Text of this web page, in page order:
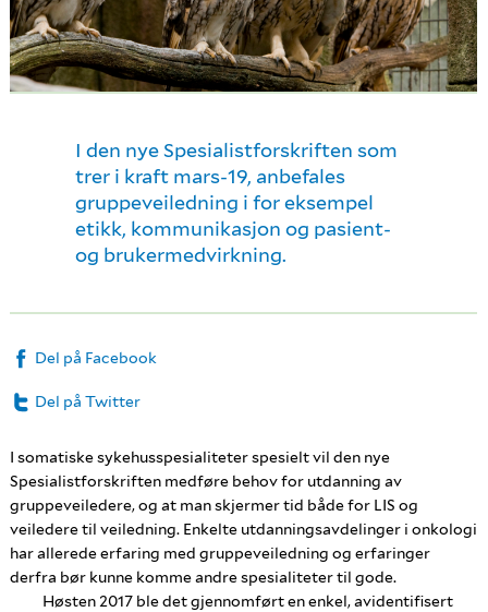
I den nye Spesialistforskriften som
trer i kraft mars-19, anbefales
gruppeveiledning i for eksempel
etikk, kommunikasjon og pasient-
og brukermedvirkning.
Del på Facebook
Del på Twitter
I somatiske sykehusspesialiteter spesielt vil den nye
Spesialistforskriften medføre behov for utdanning av
gruppeveiledere, og at man skjermer tid både for LIS og
veiledere til veiledning. Enkelte utdanningsavdelinger i onkologi
har allerede erfaring med gruppeveiledning og erfaringer
derfra bør kunne komme andre spesialiteter til gode.
Høsten 2017 ble det gjennomført en enkel, avidentifisert